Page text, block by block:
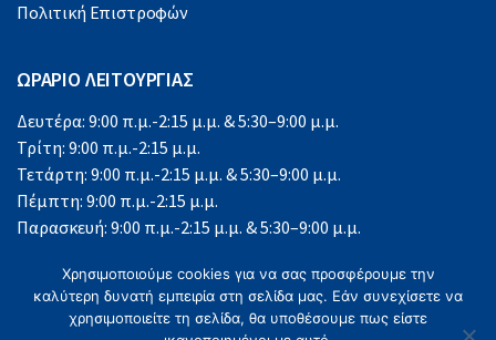
Πολιτική Επιστροφών
ΩΡΑΡΙΟ ΛΕΙΤΟΥΡΓΙΑΣ
Δευτέρα: 9:00 π.μ.-2:15 μ.μ. & 5:30–9:00 μ.μ.
Τρίτη: 9:00 π.μ.-2:15 μ.μ.
Τετάρτη: 9:00 π.μ.-2:15 μ.μ. & 5:30–9:00 μ.μ.
Πέμπτη: 9:00 π.μ.-2:15 μ.μ.
Παρασκευή: 9:00 π.μ.-2:15 μ.μ. & 5:30–9:00 μ.μ.
Κυριακή: Κλειστά
Χρησιμοποιούμε cookies για να σας προσφέρουμε την
καλύτερη δυνατή εμπειρία στη σελίδα μας. Εάν συνεχίσετε να
χρησιμοποιείτε τη σελίδα, θα υποθέσουμε πως είστε